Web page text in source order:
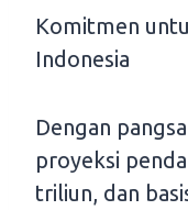
Komitmen
Indonesia
Dengan
proyeksi
triliun, dan